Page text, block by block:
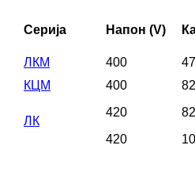
Серија Напон (V)
ЛКМ 400
47
КЦМ
400 82
ЛК
420
82
420